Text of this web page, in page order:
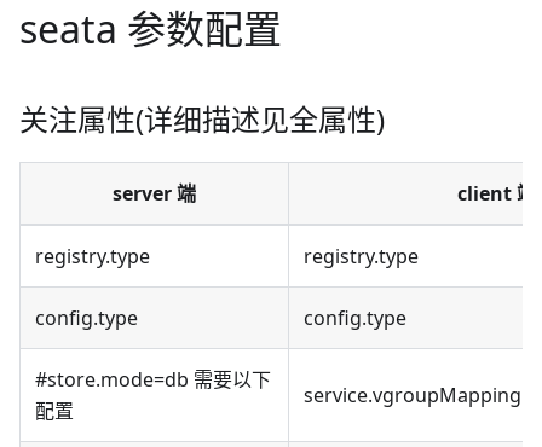
seata 参数配置
关注属性(详细描述见全属性)
server 端 client 端
registry.type registry.type
config.type config.type
#store.mode=db 需要以下
配置